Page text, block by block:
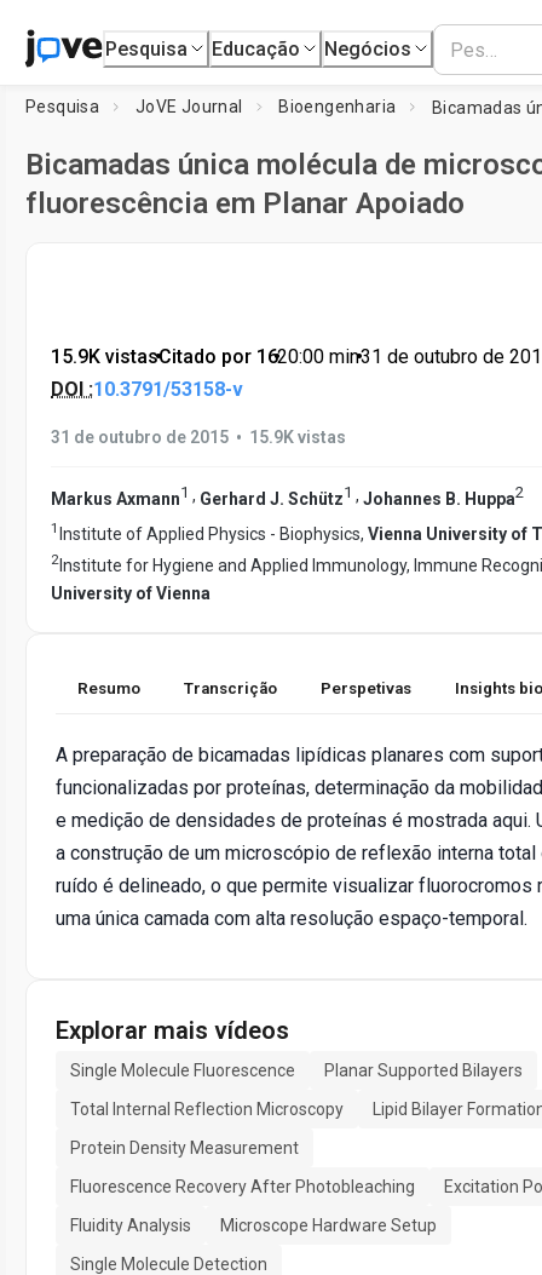
Pesquisa Educação Negócios
Pesquisa JoVE Journal Bioengenharia
Bicamadas única molécula de
fluorescência em Planar Apoiado
15.9K vistas•Citado por 16•20:00 min•31 de outubro de
DOI :10.3791/53158-v
31 de outubro de 2015 • 15.9K vistas
Markus Axmann1 , Gerhard J. Schütz1 , Johannes B. Huppa2
1 Institute of Applied Physics - Biophysics, Vienna University of
2 Institute for Hygiene and Applied Immunology, Immune
University of Vienna
Resumo Transcrição Perspetivas Insights
A preparação de bicamadas lipídicas planares com
funcionalizadas por proteínas, determinação da
e medição de densidades de proteínas é mostrada aqui.
a construção de um microscópio de reflexão interna total
ruído é delineado, o que permite visualizar fluorocromos
uma única camada com alta resolução espaço-temporal.
Explorar mais vídeos
Single Molecule Fluorescence
Planar Supported Bilayers
Total Internal Reflection Microscopy
Lipid Bilayer
Protein Density Measurement
Fluorescence Recovery After Photobleaching
Excitation
Fluidity Analysis
Microscope Hardware Setup
Single Molecule Detection